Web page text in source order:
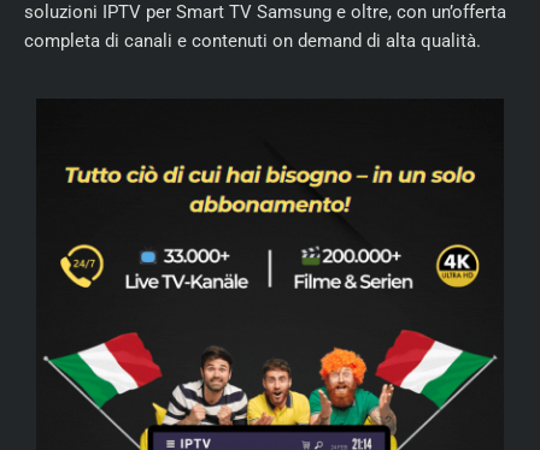
soluzioni IPTV per Smart TV Samsung e oltre, con un’offerta
completa di canali e contenuti on demand di alta qualità.